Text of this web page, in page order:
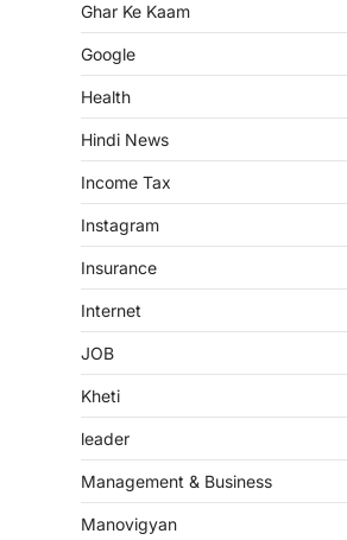
Ghar Ke Kaam
Google
Health
Hindi News
Income Tax
Instagram
Insurance
Internet
JOB
Kheti
leader
Management & Business
Manovigyan